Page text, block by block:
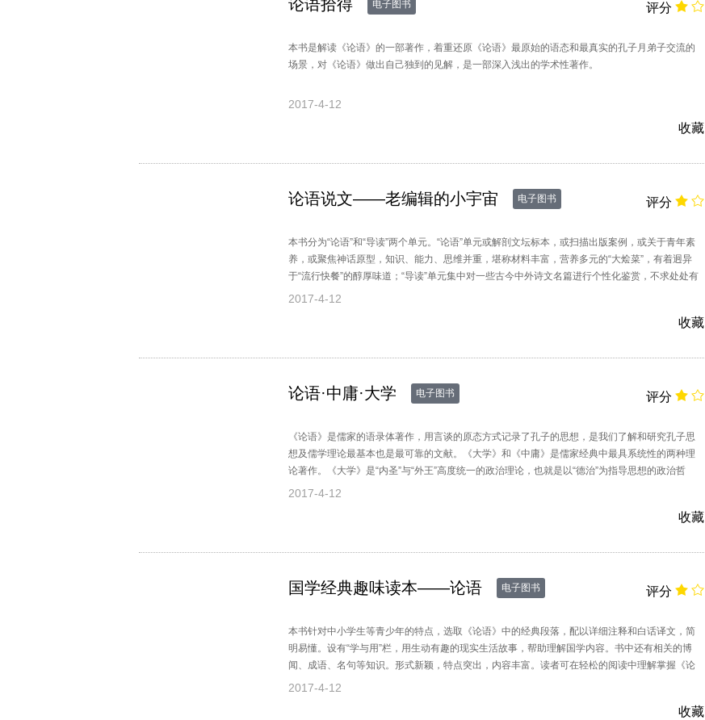
论语拾得 电子图书 评分
本书是解读《论语》的一部著作，着重还原《论语》最原始的语态和最真实的孔子月弟子交流的
场景，对《论语》做出自己独到的见解，是一部深入浅出的学术性著作。
2017-4-12
收藏
论语说文——老编辑的小宇宙 电子图书 评分
本书分为“论语”和“导读”两个单元。“论语”单元或解剖文坛标本，或扫描出版案例，或关于青年素
养，或聚焦神话原型，知识、能力、思维并重，堪称材料丰富，营养多元的“大烩菜”，有着迥异
于“流行快餐”的醇厚味道；“导读”单元集中对一些古今中外诗文名篇进行个性化鉴赏，不求处处有
来历，但求时时有创见，文末附有原
2017-4-12
收藏
论语·中庸·大学 电子图书 评分
《论语》是儒家的语录体著作，用言谈的原态方式记录了孔子的思想，是我们了解和研究孔子思
想及儒学理论最基本也是最可靠的文献。《大学》和《中庸》是儒家经典中最具系统性的两种理
论著作。《大学》是“内圣”与“外王”高度统一的政治理论，也就是以“德治”为指导思想的政治哲
学；而《中庸》则是协调各种关系以创建和谐社
2017-4-12
收藏
国学经典趣味读本——论语 电子图书 评分
本书针对中小学生等青少年的特点，选取《论语》中的经典段落，配以详细注释和白话译文，简
明易懂。设有“学与用”栏，用生动有趣的现实生活故事，帮助理解国学内容。书中还有相关的博
闻、成语、名句等知识。形式新颖，特点突出，内容丰富。读者可在轻松的阅读中理解掌握《论
语》的经典内容，学到丰富的文化知识和有关做人做
2017-4-12
收藏